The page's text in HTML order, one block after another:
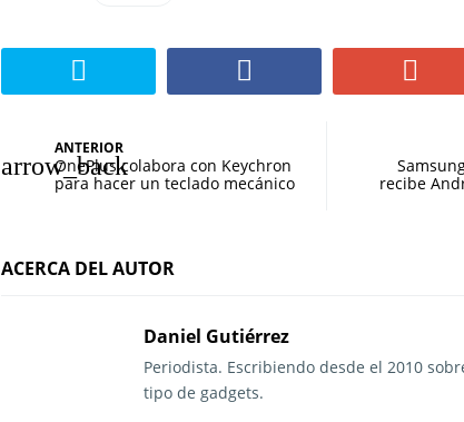
a
e
ANTERIOR
OnePlus colabora con Keychron
para hacer un teclado mecánico
recibe
ACERCA DEL AUTOR
Daniel Gutiérrez
Periodista. Escribiendo desde el 2010
tipo de gadgets.